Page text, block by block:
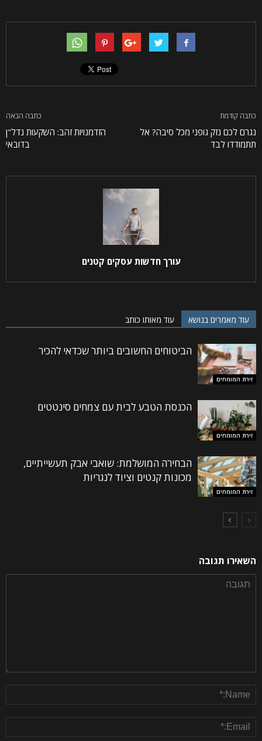
כתבה קודמת
נגרם לכם נזק גופני מכל סיבה? אל
תתמודדו לבד
כתבה הבאה
הזדמנויות זהב: השקעות נדל"ן
בדובאי
עורך חדשות עסקים קטנים
עוד מאמרים בנושא עוד מאותו כותב
זירת המומחים
הביטוחים החשובים ביותר שכדאי להכיר
זירת המומחים
הכנסת הטבע לבית עם צמחים סינטטים
זירת המומחים
הבחירה המושלמת: שואבי אבק תעשייתיים,
מכונות קנטים וציוד לנגריות
השאירו תגובה